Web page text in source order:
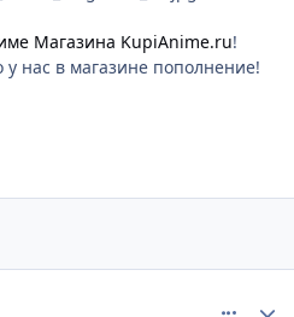
Магазина KupiAnime.ru!
нас в магазине пополнение!